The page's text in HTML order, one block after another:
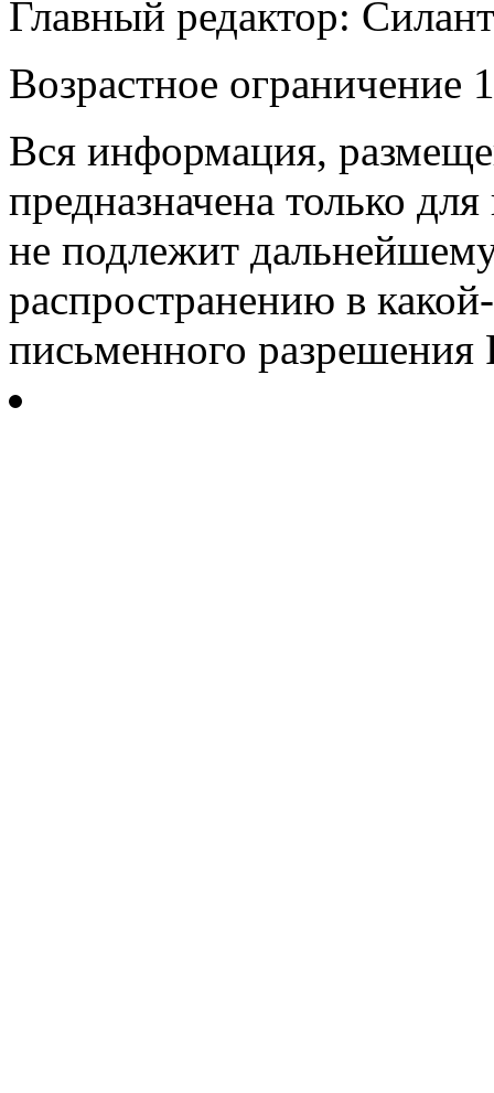
Главный редактор:
Возрастное ограничение
Вся информация,
предназначена только
не подлежит
распространению в
письменного разрешения